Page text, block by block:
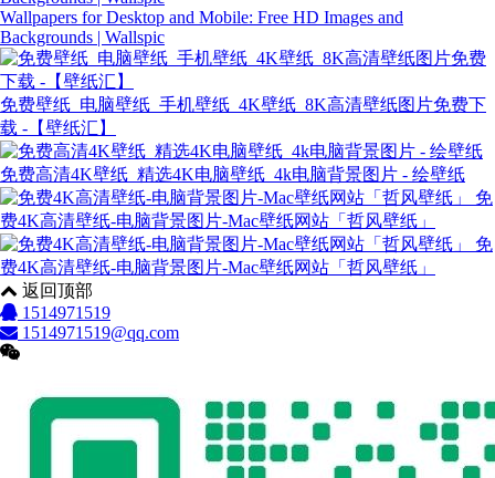
Wallpapers for Desktop and Mobile: Free HD Images and
Backgrounds | Wallspic
免费壁纸_电脑壁纸_手机壁纸_4K壁纸_8K高清壁纸图片免费下
载 -【壁纸汇】
免费高清4K壁纸_精选4K电脑壁纸_4k电脑背景图片 - 绘壁纸
免
费4K高清壁纸-电脑背景图片-Mac壁纸网站「哲风壁纸」
免
费4K高清壁纸-电脑背景图片-Mac壁纸网站「哲风壁纸」
返回顶部
1514971519
1514971519@qq.com